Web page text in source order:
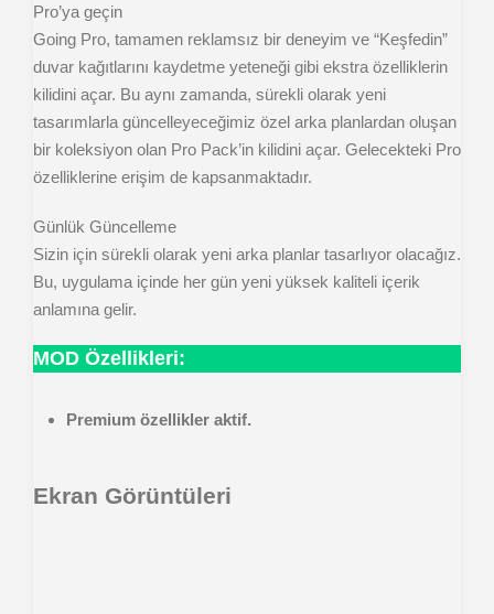
Pro’ya geçin
Going Pro, tamamen reklamsız bir deneyim ve “Keşfedin”
duvar kağıtlarını kaydetme yeteneği gibi ekstra özelliklerin
kilidini açar. Bu aynı zamanda, sürekli olarak yeni
tasarımlarla güncelleyeceğimiz özel arka planlardan oluşan
bir koleksiyon olan Pro Pack’in kilidini açar. Gelecekteki Pro
özelliklerine erişim de kapsanmaktadır.
Günlük Güncelleme
Sizin için sürekli olarak yeni arka planlar tasarlıyor olacağız.
Bu, uygulama içinde her gün yeni yüksek kaliteli içerik
anlamına gelir.
MOD Özellikleri:
Premium özellikler aktif.
Ekran Görüntüleri